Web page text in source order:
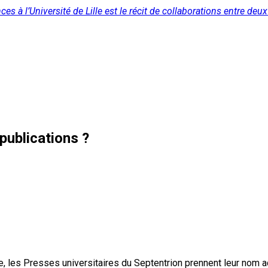
à l’Université de Lille est le récit de collaborations entre
?
Presses universitaires du Septentrion prennent leur nom